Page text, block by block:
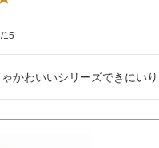
15
かわいいシリーズできにいり